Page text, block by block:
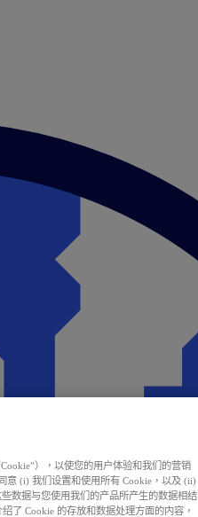
），以使您的用户体验和我们的营销
意 (i) 我们设置和使用所有 Cookie，以及 (ii)
数据与您使用我们的产品所产生的数据相结
了 Cookie 的存放和数据处理方面的内容，